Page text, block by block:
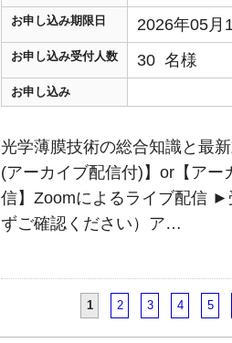
お申し込み期限日 2026年05月
お申し込み受付人数 30 名様
お申し込み
光学薄膜技術の総合知識と最
(アーカイブ配信付)】or【ア
信】Zoomによるライブ配信
ずご確認ください）ア…
1 2 3 4 5